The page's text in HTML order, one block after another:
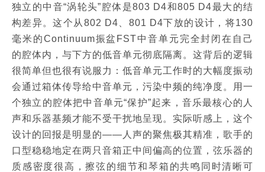
独立的中音“涡轮头”腔体是803 D4和805 D4最大的结
构差异。这个从802 D4、801 D4下放的设计，将130
毫米的Continuum振盆FST中音单元完全封闭在自己
的腔体内，与下方的低音单元彻底隔离。这背后的逻辑
很简单但也很有说服力：低音单元工作时的大幅度振动
会通过箱体传导给中音单元，污染中频的纯净度。用一
个独立的腔体把中音单元“保护”起来，音乐最核心的人
声和乐器基频才能不受干扰地呈现。实际听感上，这个
设计的回报是明显的——人声的聚焦极其精准，歌手的
口型稳稳地定在两只音箱正中间偏高的位置，弦乐器的
质感密度很高，擦弦的细节和琴箱的共鸣同时清晰可